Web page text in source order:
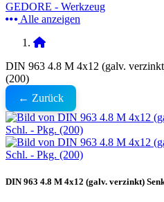
GEDORE - Werkzeug
Alle anzeigen
DIN 963 4.8 M 4x12 (galv.
(200)
← Zurück
DIN 963 4.8 M 4x12 (galv. verzinkt)